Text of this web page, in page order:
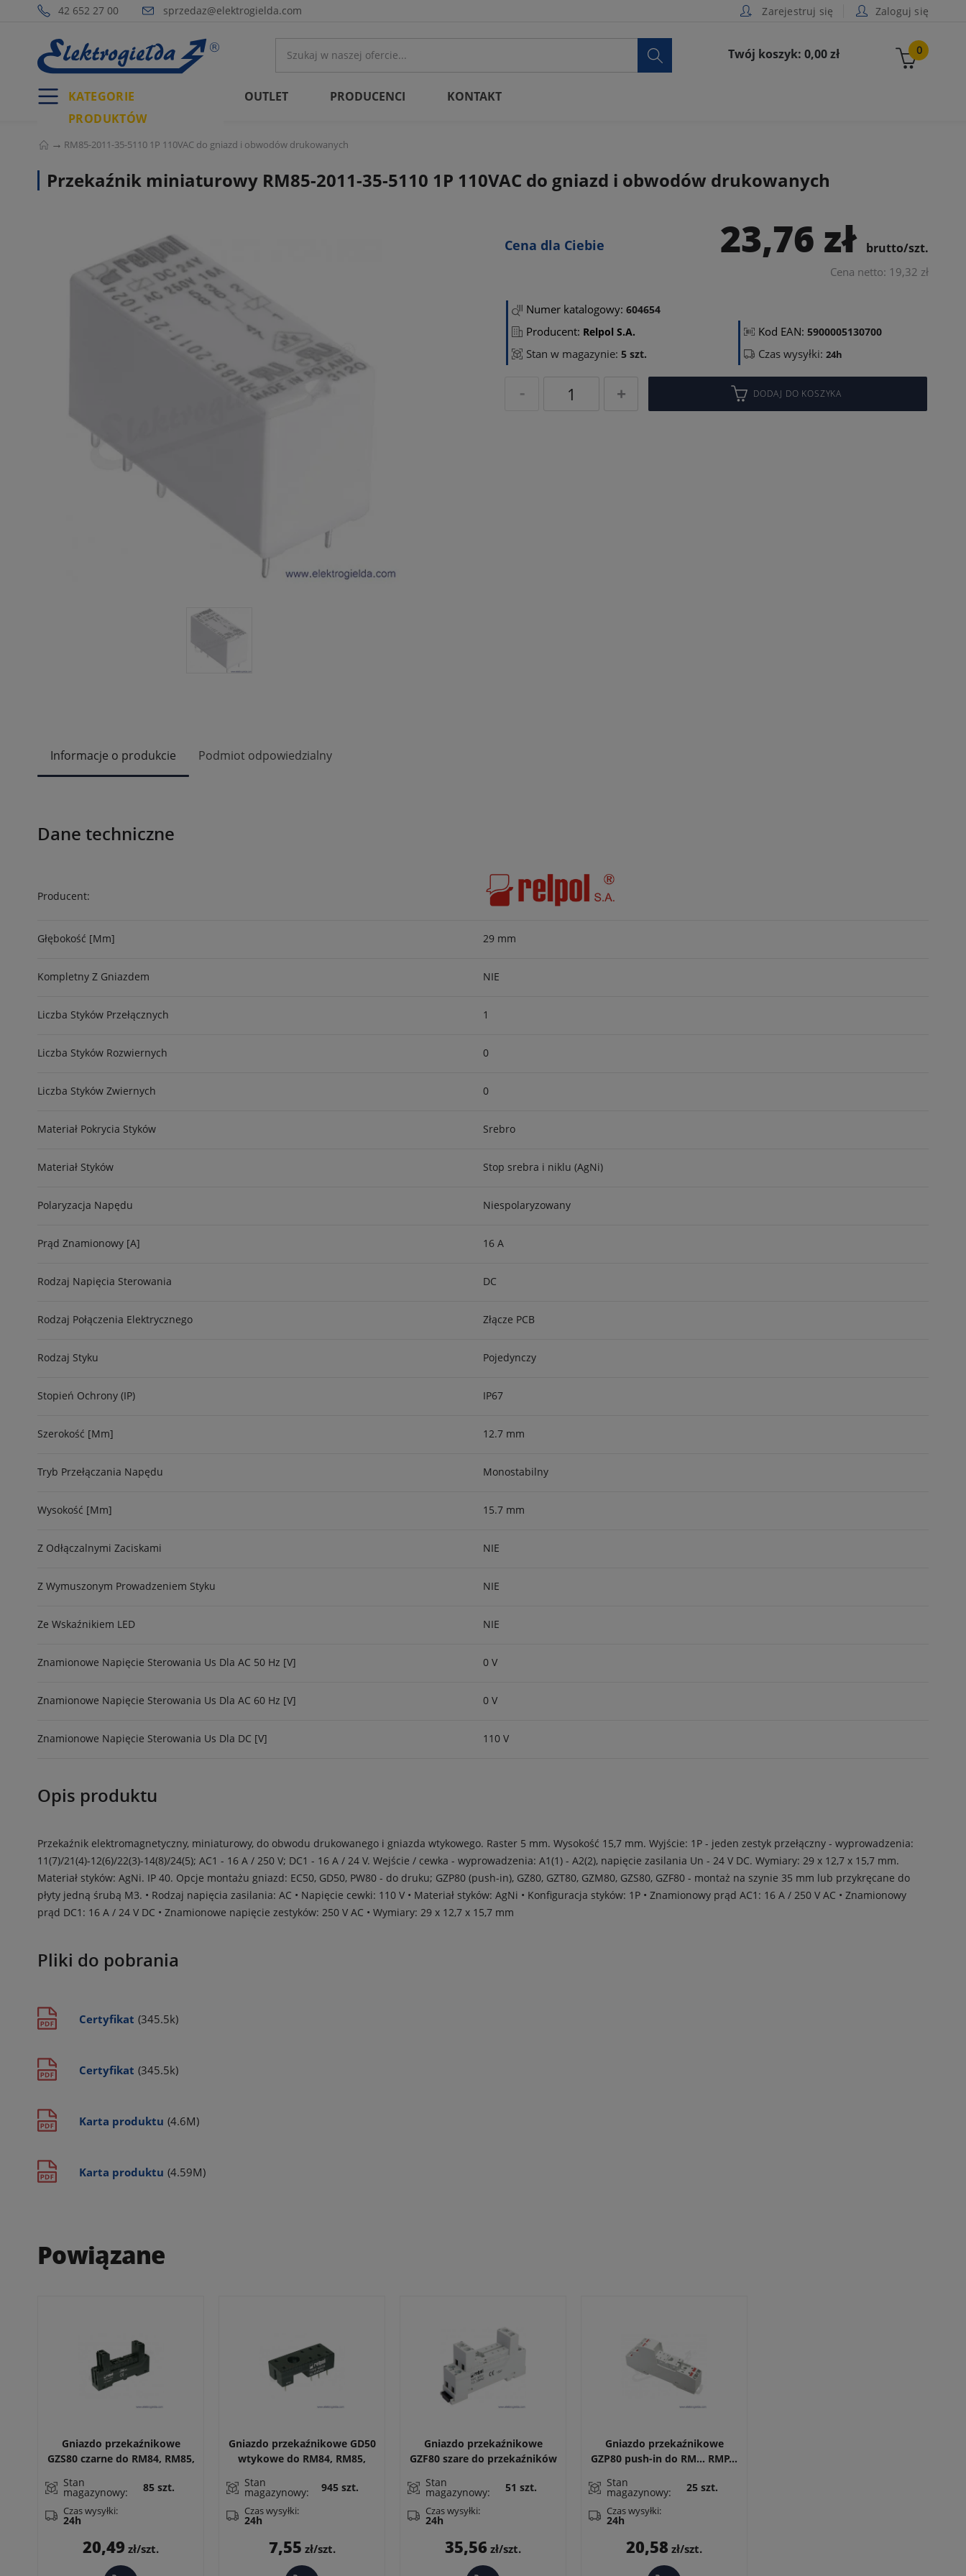
42 652 27 00 sprzedaz@elektrogielda.com Zarejestruj się Zaloguj się
0
Twój koszyk: 0,00 zł

KATEGORIE
PRODUKTÓW
OUTLET PRODUCENCI KONTAKT
RM85-2011-35-5110 1P 110VAC do gniazd i obwodów drukowanych
Przekaźnik miniaturowy RM85-2011-35-5110 1P 110VAC do gniazd i obwodów drukowanych
Cena dla Ciebie 23,76 zł brutto/szt.
Cena netto: 19,32 zł
Numer katalogowy: 604654
Producent: Relpol S.A. Kod EAN:5900005130700
Stan w magazynie: 5 szt. Czas wysyłki:24h
DODAJ DO KOSZYKA
Informacje o produkcie Podmiot odpowiedzialny
Dane techniczne
Producent:
Głębokość [mm] 29 mm
Kompletny Z Gniazdem NIE
Liczba Styków Przełącznych 1
Liczba Styków Rozwiernych 0
Liczba Styków Zwiernych 0
Materiał Pokrycia Styków Srebro
Materiał Styków Stop srebra i niklu (AgNi)
Polaryzacja Napędu Niespolaryzowany
Prąd Znamionowy [A] 16 A
Rodzaj Napięcia Sterowania DC
Rodzaj Połączenia Elektrycznego Złącze PCB
Rodzaj Styku Pojedynczy
Stopień Ochrony (IP) IP67
Szerokość [mm] 12.7 mm
Tryb Przełączania Napędu Monostabilny
Wysokość [mm] 15.7 mm
Z Odłączalnymi Zaciskami NIE
Z Wymuszonym Prowadzeniem Styku NIE
Ze Wskaźnikiem LED NIE
Znamionowe Napięcie Sterowania Us Dla AC 50 Hz [V] 0 V
Znamionowe Napięcie Sterowania Us Dla AC 60 Hz [V] 0 V
Znamionowe Napięcie Sterowania Us Dla DC [V] 110 V
Opis produktu
Przekaźnik elektromagnetyczny, miniaturowy, do obwodu drukowanego i gniazda wtykowego. Raster 5 mm. Wysokość 15,7 mm. Wyjście: 1P - jeden zestyk przełączny - wyprowadzenia:
11(7)/21(4)-12(6)/22(3)-14(8)/24(5); AC1 - 16 A / 250 V; DC1 - 16 A / 24 V. Wejście / cewka - wyprowadzenia: A1(1) - A2(2), napięcie zasilania Un - 24 V DC. Wymiary: 29 x 12,7 x 15,7 mm.
Materiał styków: AgNi. IP 40. Opcje montażu gniazd: EC50, GD50, PW80 - do druku; GZP80 (push-in), GZ80, GZT80, GZM80, GZS80, GZF80 - montaż na szynie 35 mm lub przykręcane do
płyty jedną śrubą M3. • Rodzaj napięcia zasilania: AC • Napięcie cewki: 110 V • Materiał styków: AgNi • Konfiguracja styków: 1P • Znamionowy prąd AC1: 16 A / 250 V AC • Znamionowy
prąd DC1: 16 A / 24 V DC • Znamionowe napięcie zestyków: 250 V AC • Wymiary: 29 x 12,7 x 15,7 mm
Pliki do pobrania
Certyfikat (345.5k)
Certyfikat (345.5k)
Karta produktu (4.6M)
Karta produktu (4.59M)
Powiązane
Gniazdo przekaźnikowe
GZS80 czarne do RM84, RM85,
Stan
magazynowy: 85 szt.
Czas wysyłki:
24h
Cena
20,49 zł/szt.
Gniazdo przekaźnikowe GD50
wtykowe do RM84, RM85,
RMP85, RM83, RM87N.
Wymiary: 31 x 13 x 9 mm
Stan
magazynowy: 945 szt.
Czas wysyłki:
24h
7,55 zł/szt.
Gniazdo przekaźnikowe
GZF80 szare do przekaźników
Stan
magazynowy: 51 szt.
Czas wysyłki:
24h
Cena
35,56 zł/szt.
Gniazdo przekaźnikowe
GZP80 push-in do RM... RMP...
Stan
magazynowy: 25 szt.
Czas wysyłki:
24h
Cena
20,58 zł/szt.